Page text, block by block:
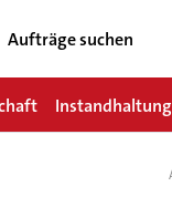
Aufträge suchen
Instandhaltung